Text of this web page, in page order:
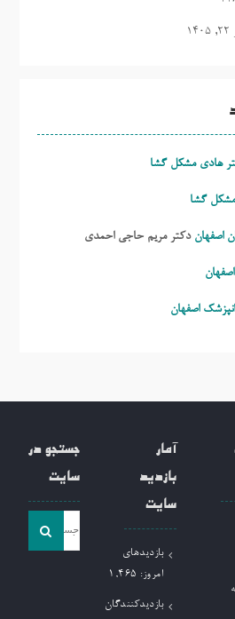
هادی مشکل گشا
مشکل گشا
اصفهان دکتر مریم حاجی احمدی
اصفهان
آمار
بازدید
سایت
بازدیدهای
امروز: 1,465
بازدیدکنندگان
جستجو در
سایت